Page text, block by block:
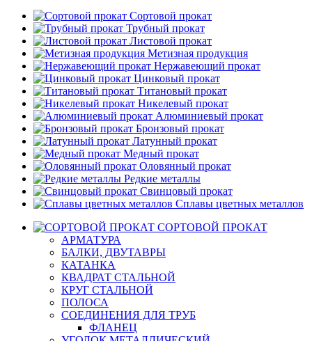
Сортовой прокат
Трубный прокат
Листовой прокат
Метизная продукция
Нержавеющий прокат
Цинковый прокат
Титановый прокат
Никелевый прокат
Алюминиевый прокат
Бронзовый прокат
Латунный прокат
Медный прокат
Оловянный прокат
Редкие металлы
Свинцовый прокат
Сплавы цветных металлов
СОРТОВОЙ ПРОКАТ
АРМАТУРА
БАЛКИ, ДВУТАВРЫ
КАТАНКА
КВАДРАТ СТАЛЬНОЙ
КРУГ СТАЛЬНОЙ
ПОЛОСА
СОЕДИНЕНИЯ ДЛЯ ТРУБ
ФЛАНЕЦ